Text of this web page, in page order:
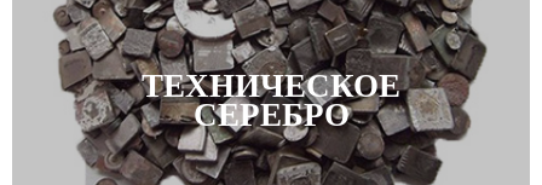
ТЕХНИЧЕСКОЕ
СЕРЕБРО